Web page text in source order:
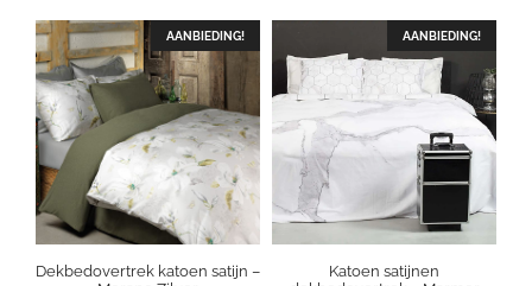
AANBIEDING!
Dekbedovertrek katoen satijn –
AANBIEDING!
Katoen satijnen